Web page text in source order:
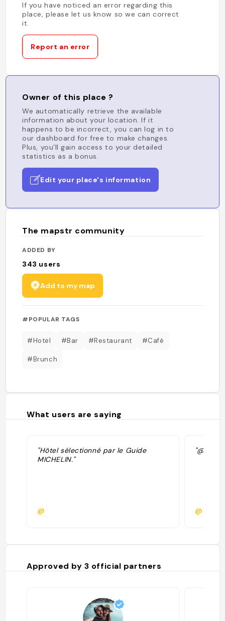
If you have noticed an error regarding this
place, please let us know so we can correct
it.
Report an error
Owner of this place ?
We automatically retrieve the available
information about your location. If it
happens to be incorrect, you can log in to
our dashboard for free to make changes.
Plus, you'll gain access to your detailed
statistics as a bonus.
Edit your place's information
The mapstr community
ADDED BY
343 users
Add to my map
#POPULAR TAGS
#Hotel #Bar #Restaurant #Café
#Brunch
What users are saying
"Hôtel sélectionné par le Guide
MICHELIN."
@ @
Approved by 3 official partners